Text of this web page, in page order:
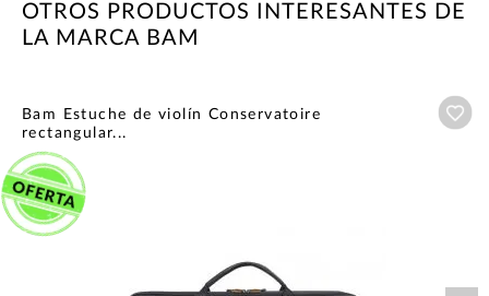
OTROS PRODUCTOS INTERESANTES DE
LA MARCA BAM
Bam Estuche de violín Conservatoire
rectangular...